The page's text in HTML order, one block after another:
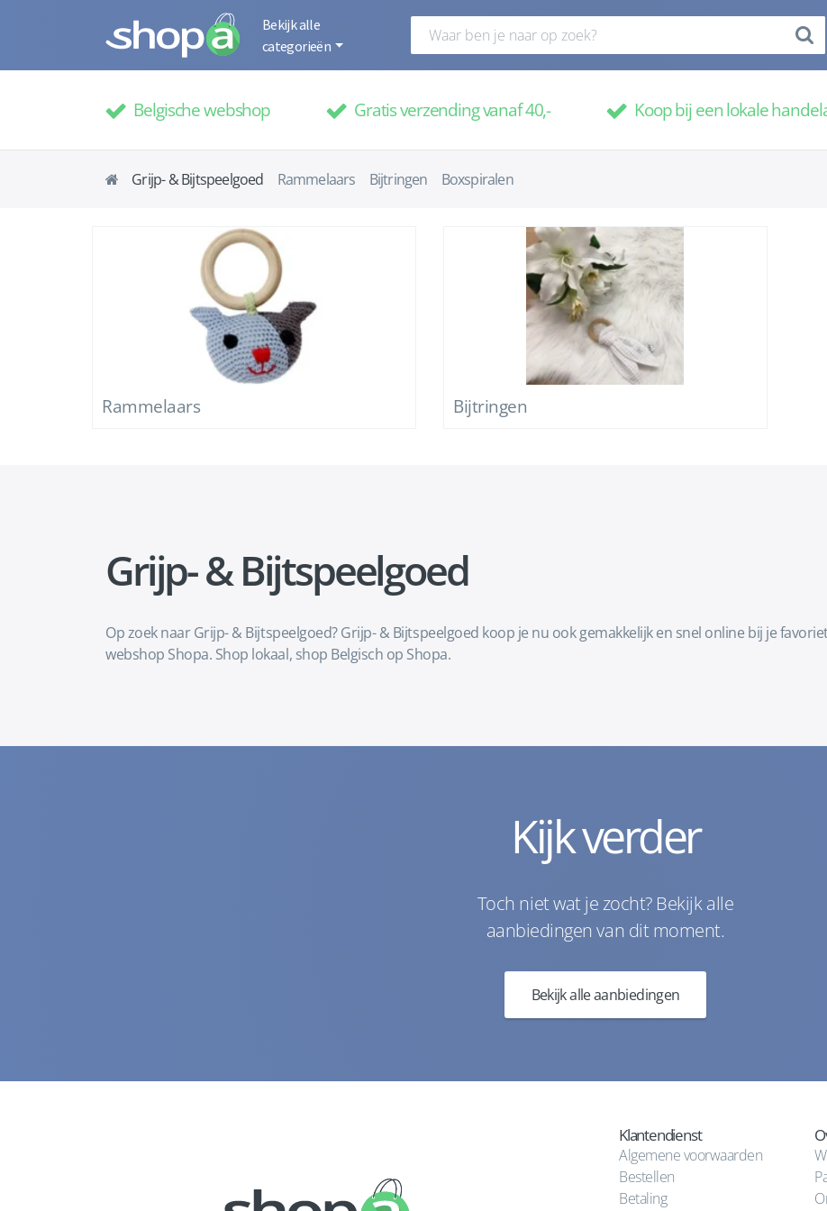
Bekijk alle
categorieën
Belgische webshop Gratis verzending vanaf 40,- Koop bij een lokale
Grijp- & Bijtspeelgoed Rammelaars Bijtringen Boxspiralen
Rammelaars Bijtringen
Grijp- & Bijtspeelgoed
Op zoek naar Grijp- & Bijtspeelgoed? Grijp- & Bijtspeelgoed koop je nu ook gemakkelijk en snel online bij je
webshop Shopa. Shop lokaal, shop Belgisch op Shopa.
Kijk verder
Toch niet wat je zocht? Bekijk alle
aanbiedingen van dit moment.
Bekijk alle aanbiedingen
Klantendienst
Algemene voorwaarden
Bestellen
Betaling